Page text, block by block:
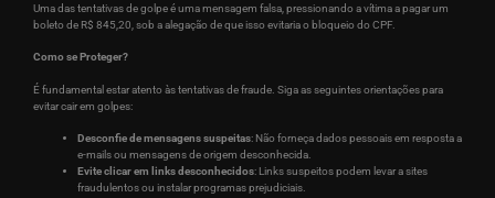
Uma das tentativas de golpe é uma mensagem falsa, pressionando a vítima a pagar um
boleto de R$ 845,20, sob a alegação de que isso evitaria o bloqueio do CPF.
Como se Proteger?
É fundamental estar atento às tentativas de fraude. Siga as seguintes orientações para
evitar cair em golpes:
Desconfie de mensagens suspeitas: Não forneça dados pessoais em resposta a
e-mails ou mensagens de origem desconhecida.
Evite clicar em links desconhecidos: Links suspeitos podem levar a sites
fraudulentos ou instalar programas prejudiciais.